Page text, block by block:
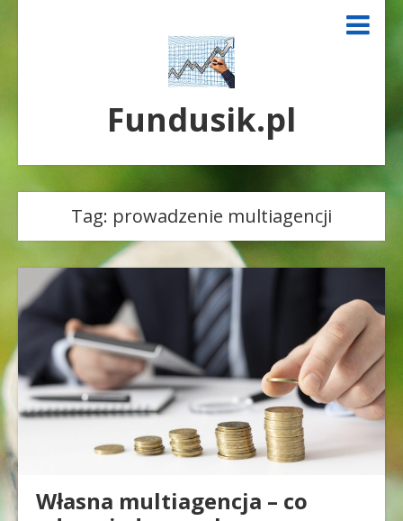
Fundusik.pl
Tag: prowadzenie multiagencji
Własna multiagencja – co